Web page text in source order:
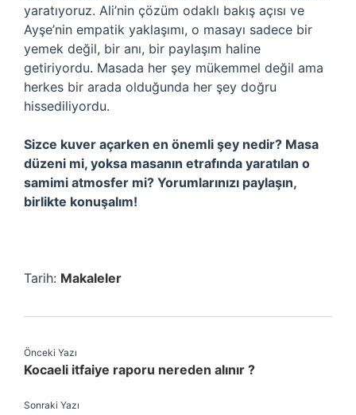
yaratıyoruz. Ali’nin çözüm odaklı bakış açısı ve
Ayşe’nin empatik yaklaşımı, o masayı sadece bir
yemek değil, bir anı, bir paylaşım haline
getiriyordu. Masada her şey mükemmel değil ama
herkes bir arada olduğunda her şey doğru
hissediliyordu.
Sizce kuver açarken en önemli şey nedir? Masa
düzeni mi, yoksa masanın etrafında yaratılan o
samimi atmosfer mi? Yorumlarınızı paylaşın,
birlikte konuşalım!
Tarih: Makaleler
Önceki Yazı
Kocaeli itfaiye raporu nereden alınır ?
Sonraki Yazı